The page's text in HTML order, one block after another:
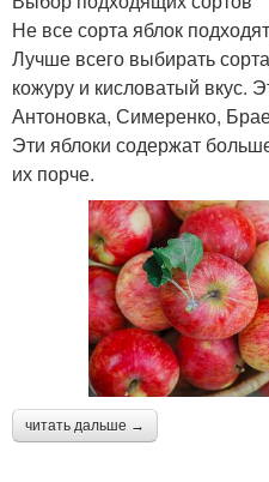
Не все сорта яблок
Лучше всего выбирать
кожуру и кисловатый вкус.
Антоновка, Симеренко,
Эти яблоки содержат
их порче.
читать дальше →